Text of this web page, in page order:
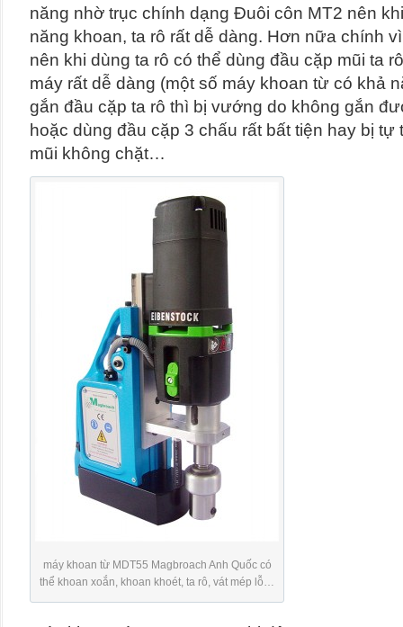
năng nhờ trục chính dạng Đuôi côn MT2 nên
năng khoan, ta rô rất dễ dàng. Hơn nữa chính
nên khi dùng ta rô có thể dùng đầu cặp mũi ta
máy rất dễ dàng (một số máy khoan từ có khả
gắn đầu cặp ta rô thì bị vướng do không gắn
hoặc dùng đầu cặp 3 chấu rất bất tiện hay bị tự
mũi không chặt…
máy khoan từ MDT55 Magbroach Anh Quốc có
thể khoan xoắn, khoan khoét, ta rô, vát mép lỗ…